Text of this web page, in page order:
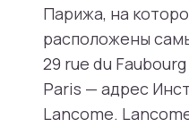
Парижа, на
расположены
29 rue du
Paris — адрес
Lancome.